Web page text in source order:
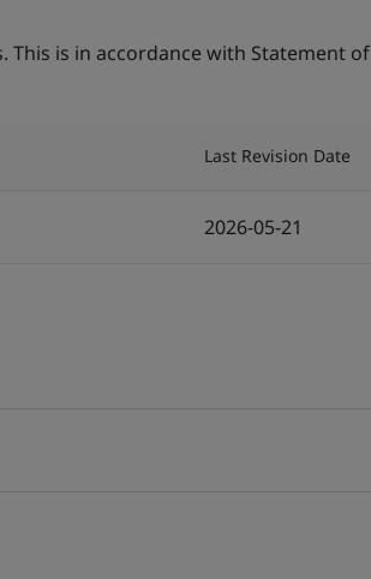
This is in accordance with Statement of
Last Revision Date
2026-05-21